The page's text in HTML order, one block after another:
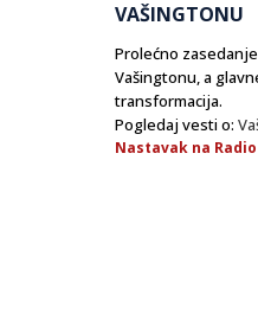
VAŠINGTONU
Prolećno
Vašingtonu, a
transformacija.
Pogledaj vesti o:
Nastavak na